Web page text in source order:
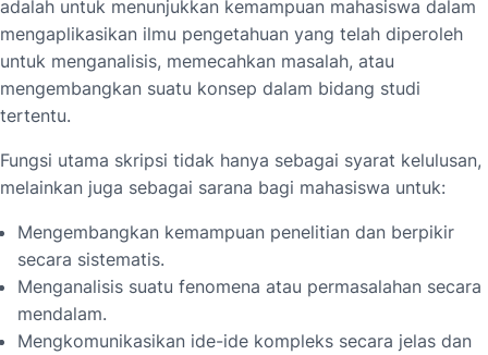
adalah untuk menunjukkan kemampuan mahasiswa dalam
mengaplikasikan ilmu pengetahuan yang telah diperoleh
untuk menganalisis, memecahkan masalah, atau
mengembangkan suatu konsep dalam bidang studi
tertentu.
Fungsi utama skripsi tidak hanya sebagai syarat kelulusan,
melainkan juga sebagai sarana bagi mahasiswa untuk:
Mengembangkan kemampuan penelitian dan berpikir
secara sistematis.
Menganalisis suatu fenomena atau permasalahan secara
mendalam.
Mengkomunikasikan ide-ide kompleks secara jelas dan